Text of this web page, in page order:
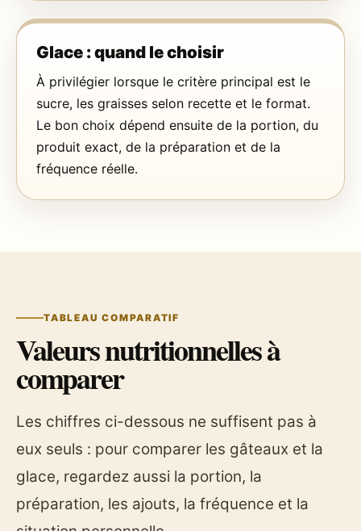
Glace : quand le choisir
À privilégier lorsque le critère principal est le
sucre, les graisses selon recette et le format.
Le bon choix dépend ensuite de la portion, du
produit exact, de la préparation et de la
fréquence réelle.
TABLEAU COMPARATIF
Valeurs nutritionnelles à
comparer
Les chiffres ci-dessous ne suffisent pas à
eux seuls : pour comparer les gâteaux et la
glace, regardez aussi la portion, la
préparation, les ajouts, la fréquence et la